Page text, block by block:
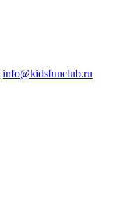
info@kidsfunclub.ru